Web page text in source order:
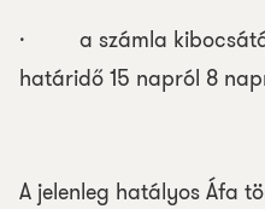
· a számla
határidő 15 napról 8
A jelenleg hatályos Áfa